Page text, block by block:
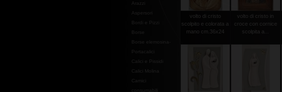
Arazzi
Aspersori
Bordi e Pizzi
Borse
Borse elemosina-
Portacalici
Calici e Pissidi
Calici Molina
Camici
consumabili
volto di cristo
scolpito e colorata a
mano cm.36x24
volto di cristo in
croce con cornice
scolpita a...